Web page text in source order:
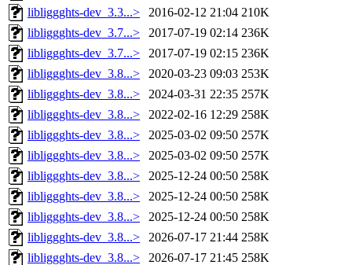
libliggghts-dev_3.3...>
2016-02-12 21:04 210K
libliggghts-dev_3.7...>
2017-07-19 02:14 236K
libliggghts-dev_3.7...>
2017-07-19 02:15 236K
libliggghts-dev_3.8...>
2020-03-23 09:03 253K
libliggghts-dev_3.8...>
2024-03-31 22:35 257K
libliggghts-dev_3.8...>
2022-02-16 12:29 258K
libliggghts-dev_3.8...>
2025-03-02 09:50 257K
libliggghts-dev_3.8...>
2025-03-02 09:50 257K
libliggghts-dev_3.8...>
2025-12-24 00:50 258K
libliggghts-dev_3.8...>
2025-12-24 00:50 258K
libliggghts-dev_3.8...>
2025-12-24 00:50 258K
libliggghts-dev_3.8...>
2026-07-17 21:44 258K
libliggghts-dev_3.8...>
2026-07-17 21:45 258K